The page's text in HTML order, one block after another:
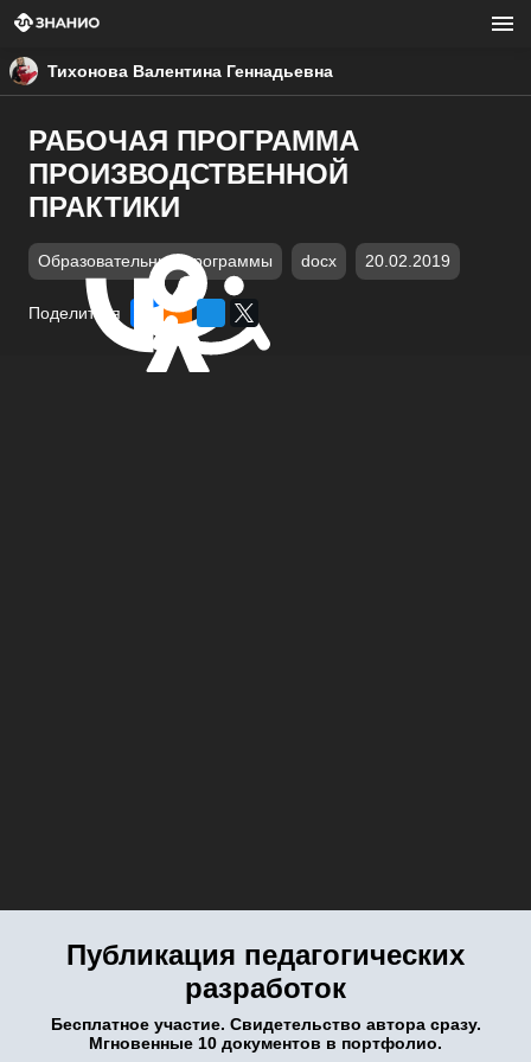
Тихонова Валентина Геннадьевна
РАБОЧАЯ ПРОГРАММА
ПРОИЗВОДСТВЕННОЙ
ПРАКТИКИ
Образовательные программы docx 20.02.2019
Поделиться
Публикация педагогических
разработок
Бесплатное участие. Свидетельство автора сразу.
Мгновенные 10 документов в портфолио.